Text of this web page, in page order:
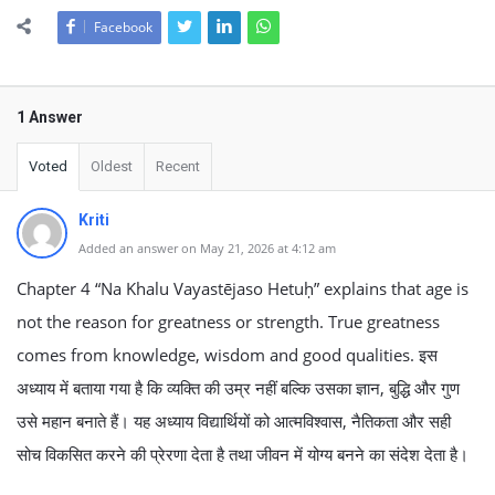
Facebook
1 Answer
Voted Oldest Recent
Kriti
Added an answer on May 21, 2026 at 4:12 am
Chapter 4 “Na Khalu Vayastējaso Hetuḥ” explains that age is
not the reason for greatness or strength. True greatness
comes from knowledge, wisdom and good qualities. इस
अध्याय में बताया गया है कि व्यक्ति की उम्र नहीं बल्कि उसका ज्ञान, बुद्धि और गुण
उसे महान बनाते हैं। यह अध्याय विद्यार्थियों को आत्मविश्वास, नैतिकता और सही
सोच विकसित करने की प्रेरणा देता है तथा जीवन में योग्य बनने का संदेश देता है।